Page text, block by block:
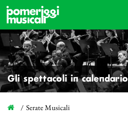
Gli spettacoli in calendario
Serate Musicali